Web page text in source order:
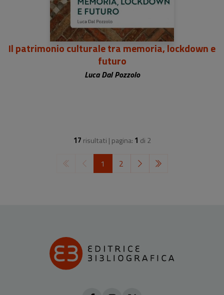
Il patrimonio culturale tra memoria, lockdown e
futuro
Luca Dal Pozzolo
17 risultati | pagina: 1 di 2
1 2